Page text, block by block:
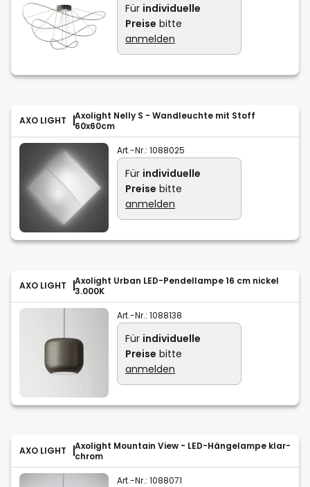
Für individuelle
Preise bitte
anmelden
AXO LIGHT
Axolight Nelly S - Wandleuchte mit Stoff
60x60cm
Art.-Nr.: 1088025
Für individuelle
Preise bitte
anmelden
AXO LIGHT
Axolight Urban LED-Pendellampe 16 cm nickel
3.000K
Art.-Nr.: 1088138
Für individuelle
Preise bitte
anmelden
AXO LIGHT
Axolight Mountain View - LED-Hängelampe klar-
chrom
Art.-Nr.: 1088071